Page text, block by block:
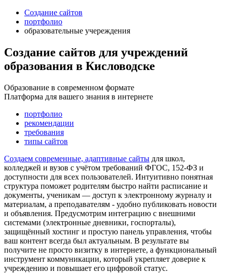
Создание сайтов
портфолио
образовательные учереждения
Создание сайтов для учреждений
образования в Кисловодске
Образование в современном формате
Платформа для вашего знания в интернете
портфолио
рекомендации
требования
типы сайтов
Создаем современные, адаптивные сайты для школ,
колледжей и вузов с учётом требований ФГОС, 152-ФЗ и
доступности для всех пользователей. Интуитивно понятная
структура поможет родителям быстро найти расписание и
документы, ученикам — доступ к электронному журналу и
материалам, а преподавателям - удобно публиковать новости
и объявления. Предусмотрим интеграцию с внешними
системами (электронные дневники, госпорталы),
защищённый хостинг и простую панель управления, чтобы
ваш контент всегда был актуальным. В результате вы
получите не просто визитку в интернете, а функциональный
инструмент коммуникации, который укрепляет доверие к
учреждению и повышает его цифровой статус.